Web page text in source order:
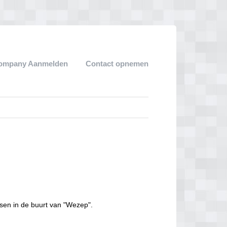
Aanmelden Contact opnemen
in de buurt van "Wezep".